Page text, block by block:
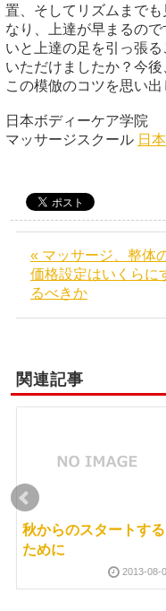
置、そしてリズムまで
なり、上達が早まるの
いと上達の足を引っ張
いただけましたか？今後
この模倣のコツを思い出
日本ボディーケア学院
マッサージスクール 日
« マッサージ、整体
価格設定はいくらに
るべきか
関連記事
秋からのスタートする
ために
2013-08-